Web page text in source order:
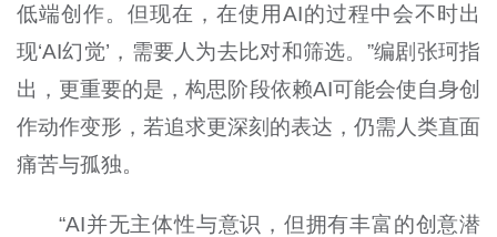
低端创作。但现在，在使用AI的过程中会不时出
现‘AI幻觉’，需要人为去比对和筛选。”编剧张珂指
出，更重要的是，构思阶段依赖AI可能会使自身创
作动作变形，若追求更深刻的表达，仍需人类直面
痛苦与孤独。
“AI并无主体性与意识，但拥有丰富的创意潜